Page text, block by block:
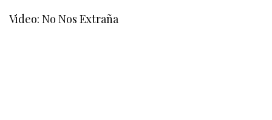
Video: No Nos Extraña